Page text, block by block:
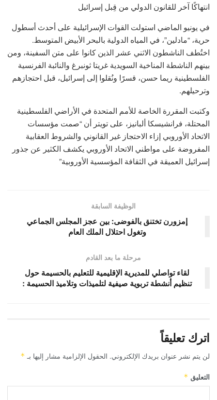
انتهاكًا آخر للقانون الدولي من قِبل إسرائيل
في يونيو الماضي استولت القوات الإسرائيلية على أحدث أسطول
حرية، “مادلين”، في المياه الدولية بالبحر الأبيض المتوسط.
اختُطف الناشطون الاثني عشر الذين كانوا على متن السفينة، ومن
بينهم الناشطة المناخية السويدية غريتا ثونبرغ والنائبة الفرنسية
الفلسطينية ريما حسن، قسرًا ونُقلوا إلى إسرائيل، قبل احتجازهم
وترحيلهم.
وكتبت المقررة الخاصة للأمم المتحدة في الأراضي الفلسطينية
المحتلة، فرانشيسكا ألبانيز، على تويتر أن “صمت مؤسسات
الاتحاد الأوروبي إزاء الاحتجاز غير القانوني والشروط العقابية
المفروضة على مواطني الاتحاد الأوروبي يكشف الكثير عن جذور
إسرائيل العميقة في الثقافة المؤسسية الأوروبية”
الوظيفة السابقة
إمزورن تختنق بالفوضى: بين عجز المجلس الجماعي
وتغول احتلال الملك العام
مرحلة ما بعد القادم
لقاء تواصلي للمديرية الإقليمية للتعليم بالحسيمة حول
تنظيم أنشطة تربوية صيفية لتلميذات وتلاميذ الحسيمة :
اترك تعليقاً
لن يتم نشر عنوان بريدك الإلكتروني. الحقول الإلزامية مشار إليها بـ *
التعليق *